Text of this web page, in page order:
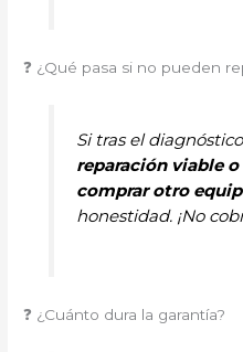
❓ ¿Qué pasa si no pueden
Si tras el
reparación viable
comprar otro
honestidad. ¡No
❓ ¿Cuánto dura la garantía?